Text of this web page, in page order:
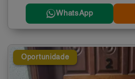
WhatsApp
Oportunidade